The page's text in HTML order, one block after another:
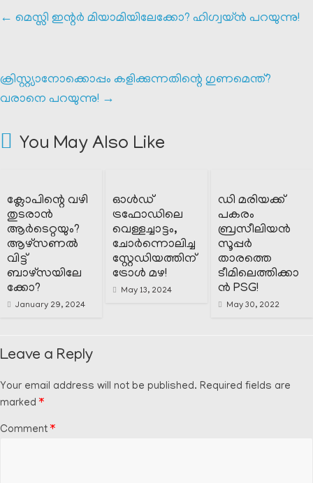
← മെസ്സി ഇന്റർ മിയാമിയിലേക്കോ? ഹിഗ്വയ്ൻ പറയുന്നു!
ക്രിസ്റ്റ്യാനോക്കൊപ്പം കളിക്കുന്നതിന്റെ ഗുണമെന്ത്?
വരാനെ പറയുന്നു! →
You May Also Like
ക്ലോപിന്റെ വഴി
തുടരാൻ
ആർടെറ്റയും?
ആഴ്സണൽ
വിട്ട്
ബാഴ്സയിലേ
ക്കോ?
January 29, 2024
ഓൾഡ്
ട്രഫോഡിലെ
വെള്ളച്ചാട്ടം,
ചോർന്നൊലിച്ച
സ്റ്റേഡിയത്തിന്
ട്രോൾ മഴ!
May 13, 2024
ഡി മരിയക്ക്
പകരം
ബ്രസീലിയൻ
സൂപ്പർ
താരത്തെ
ടീമിലെത്തിക്കാ
ൻ PSG!
May 30, 2022
Leave a Reply
Your email address will not be published. Required fields are
marked *
Comment *